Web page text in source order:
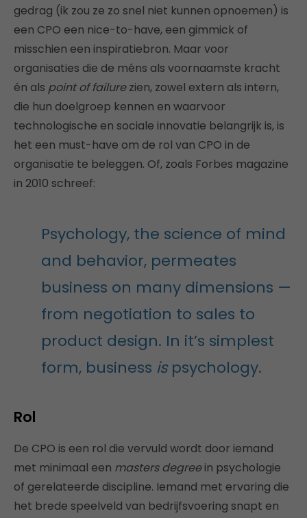
gedrag (ik zou ze zo snel niet kunnen opnoemen) is
een CPO een nice-to-have, een gimmick of
misschien een inspiratiebron. Maar voor
organisaties die de méns als voornaamste kracht
én als point of failurezien, zowel extern als intern,
die hun doelgroep kennen en waarvoor
technologische en sociale innovatie belangrijk is, is
het een must-have om de rol van CPO in de
organisatie te beleggen. Of, zoals Forbes magazine
in 2010 schreef:
Psychology, the science of mind
and behavior, permeates
business on many dimensions —
from negotiation to sales to
product design. In it’s simplest
form, business ispsychology.
Rol
De CPO is een rol die vervuld wordt door iemand
met minimaal een masters degreein psychologie
of gerelateerde discipline. Iemand met ervaring die
het brede speelveld van bedrijfsvoering snapt en